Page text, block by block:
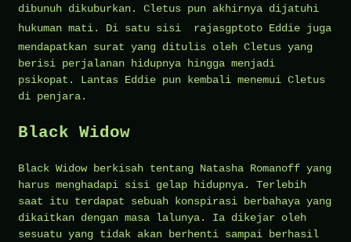
dibunuh dikuburkan. Cletus pun akhirnya dijatuhi
hukuman mati. Di satu sisi rajasgptoto Eddie juga
mendapatkan surat yang ditulis oleh Cletus yang
berisi perjalanan hidupnya hingga menjadi
psikopat. Lantas Eddie pun kembali menemui Cletus
di penjara.
Black Widow
Black Widow berkisah tentang Natasha Romanoff yang
harus menghadapi sisi gelap hidupnya. Terlebih
saat itu terdapat sebuah konspirasi berbahaya yang
dikaitkan dengan masa lalunya. Ia dikejar oleh
sesuatu yang tidak akan berhenti sampai berhasil